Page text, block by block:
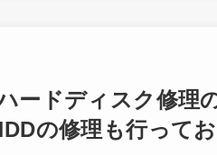
ードディスク修理
の修理も行ってお